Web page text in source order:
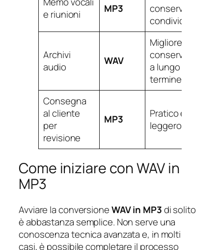
e riunioni
MP3
conservare e
condividere
Archivi
audio
WAV
Migliore
conservazione
a lungo
termine
Consegna
al cliente
per
revisione
MP3
Pratico e
leggero
Come iniziare con WAV in
MP3
Avviare la conversioneWAV in MP3di solito
è abbastanza semplice. Non serve una
conoscenza tecnica avanzata e, in molti
casi, è possibile completare il processo